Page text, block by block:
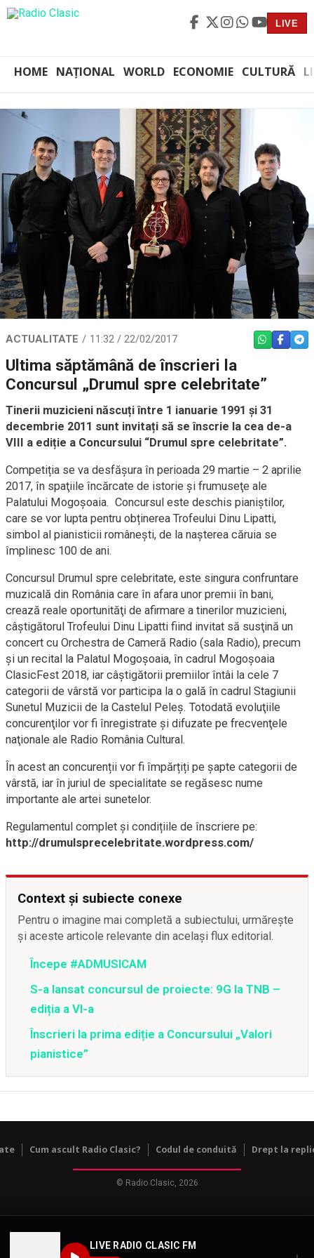
LIVE
HOME NAȚIONAL WORLD ECONOMIE CULTURĂ
LIVE RADIO CLASIC FM
ACTUALITATE 11:32 / 22/02/2017 WHATSAPP
Ultima săptămână de înscrieri la
Concursul „Drumul spre celebritate”
Tinerii muzicieni născuți între 1 ianuarie 1991 și 31
decembrie 2011 sunt invitați să se înscrie la cea de-a
VIII a ediție a Concursului “Drumul spre celebritate”.
Competiția se va desfăşura în perioada 29 martie – 2 aprilie
2017, în spaţiile încărcate de istorie şi frumuseţe ale
Palatului Mogoşoaia. Concursul este deschis pianiștilor,
care se vor lupta pentru obținerea Trofeului Dinu Lipatti,
simbol al pianisticii românești, de la nașterea căruia se
împlinesc 100 de ani.
Concursul Drumul spre celebritate, este singura confruntare
muzicală din România care în afara unor premii în bani,
crează reale oportunităţi de afirmare a tinerilor muzicieni,
câștigătorul Trofeului Dinu Lipatti fiind invitat să susţină un
concert cu Orchestra de Cameră Radio (sala Radio), precum
şi un recital la Palatul Mogoşoaia, în cadrul Mogoșoaia
ClasicFest 2018, iar câștigătorii premiilor întâi la cele 7
categorii de vârstă vor participa la o gală în cadrul Stagiunii
Sunetul Muzicii de la Castelul Peleş. Totodată evoluţiile
concurenţilor vor fi înregistrate şi difuzate pe frecvenţele
naţionale ale Radio România Cultural.
În acest an concurenții vor fi împărțiți pe șapte categorii de
vârstă, iar în juriul de specialitate se regăsesc nume
importante ale artei sunetelor.
Regulamentul complet și condițiile de înscriere pe:
http://drumulsprecelebritate.wordpress.com/
Context și subiecte conexe
Pentru o imagine mai completă a subiectului, urmărește
și aceste articole relevante din același flux editorial.
Începe #ADMUSICAM
S-a lansat concursul de proiecte: 9G la TNB –
ediția a VI-a
Înscrieri la prima ediție a Concursului „Valori
pianistice”
Cum ascult Radio Clasic? Codul de conduită Drept la
© Radio Clasic, 2026